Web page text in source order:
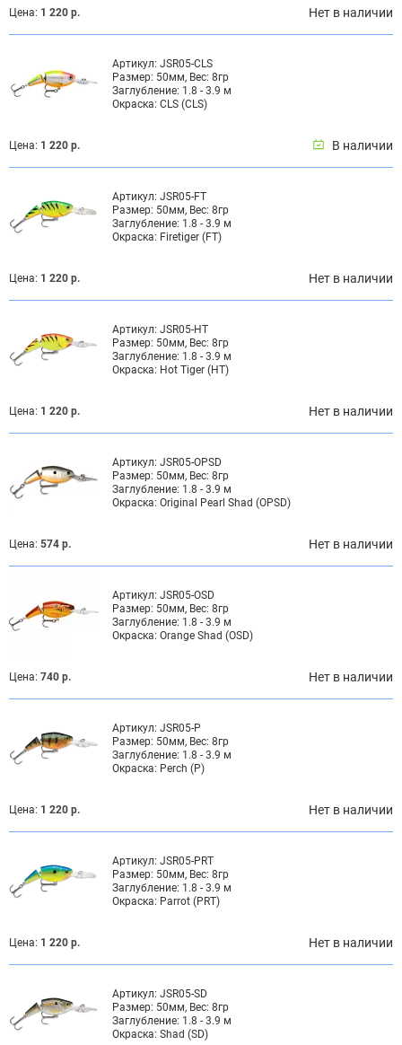
Цена: 1 220 р. Нет в наличии
Артикул: JSR05-CLS
Размер: 50мм, Вес: 8гр
Заглубление: 1.8 - 3.9 м
Окраска: CLS (CLS)
Цена: 1 220 р. В наличии
Артикул: JSR05-FT
Размер: 50мм, Вес: 8гр
Заглубление: 1.8 - 3.9 м
Окраска: Firetiger (FT)
Цена: 1 220 р. Нет в наличии
Артикул: JSR05-HT
Размер: 50мм, Вес: 8гр
Заглубление: 1.8 - 3.9 м
Окраска: Hot Tiger (HT)
Цена: 1 220 р. Нет в наличии
Артикул: JSR05-OPSD
Размер: 50мм, Вес: 8гр
Заглубление: 1.8 - 3.9 м
Окраска: Original Pearl Shad (OPSD)
Цена: 574 р. Нет в наличии
Артикул: JSR05-OSD
Размер: 50мм, Вес: 8гр
Заглубление: 1.8 - 3.9 м
Окраска: Orange Shad (OSD)
Цена: 740 р. Нет в наличии
Артикул: JSR05-P
Размер: 50мм, Вес: 8гр
Заглубление: 1.8 - 3.9 м
Окраска: Perch (P)
Цена: 1 220 р. Нет в наличии
Артикул: JSR05-PRT
Размер: 50мм, Вес: 8гр
Заглубление: 1.8 - 3.9 м
Окраска: Parrot (PRT)
Цена: 1 220 р. Нет в наличии
Артикул: JSR05-SD
Размер: 50мм, Вес: 8гр
Заглубление: 1.8 - 3.9 м
Окраска: Shad (SD)